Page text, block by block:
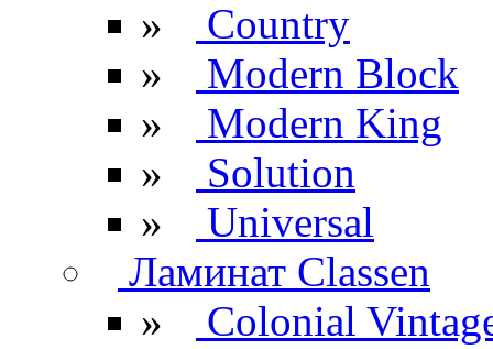
»
Country
»
Modern Block
»
Modern King
»
Solution
»
Universal
Ламинат Classen
»
Colonial